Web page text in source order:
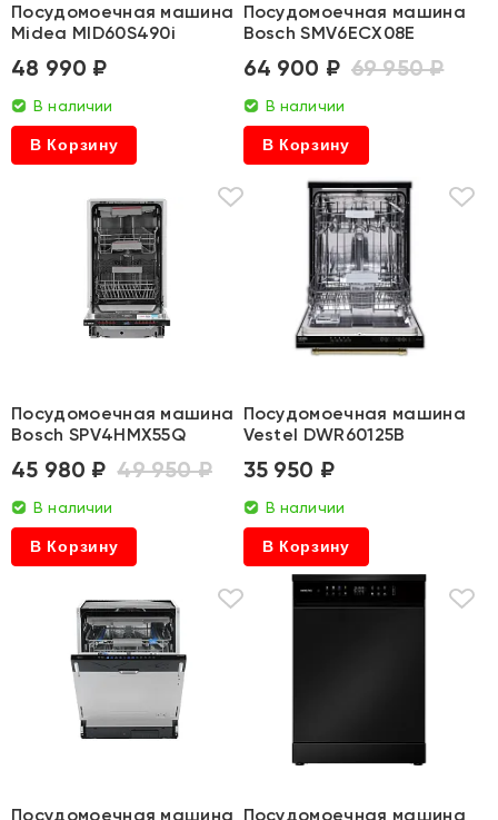
Посудомоечная машина
Midea MID60S490i
48 990 ₽
В наличии
В Корзину
Посудомоечная машина
Bosch SMV6ECX08E
64 900 ₽ 69 950 ₽
В наличии
В Корзину
Посудомоечная машина
Bosch SPV4HMX55Q
45 980 ₽ 49 950 ₽
В наличии
В Корзину
Посудомоечная машина
Vestel DWR60125B
35 950 ₽
В наличии
В Корзину
Посудомоечная машина Посудомоечная машина